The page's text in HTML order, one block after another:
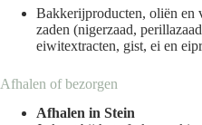
Bakkerijproducten, oliën en
zaden (nigerzaad,
eiwitextracten, gist, ei en
Afhalen of bezorgen
Afhalen in Stein